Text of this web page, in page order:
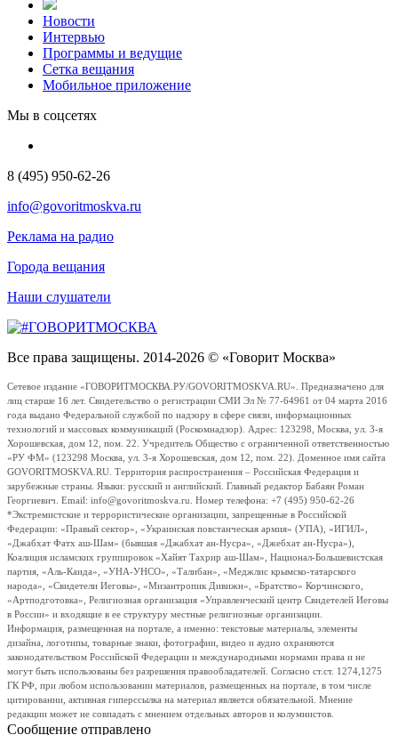
Новости
Интервью
Программы и ведущие
Сетка вещания
Мобильное приложение
Мы в соцсетях
8 (495) 950-62-26
info@govoritmoskva.ru
Реклама на радио
Города вещания
Наши слушатели
Все права защищены. 2014-2026 © «Говорит Москва»
Сетевое издание «ГОВОРИТМОСКВА.РУ/GOVORITMOSKVA.RU». Предназначено для
лиц старше 16 лет. Свидетельство о регистрации СМИ Эл № 77-64961 от 04 марта 2016
года выдано Федеральной службой по надзору в сфере связи, информационных
технологий и массовых коммуникаций (Роскомнадзор). Адрес: 123298, Москва, ул. 3-я
Хорошевская, дом 12, пом. 22. Учредитель Общество с ограниченной ответственностью
«РУ ФМ» (123298 Москва, ул. 3-я Хорошевская, дом 12, пом. 22). Доменное имя сайта
GOVORITMOSKVA.RU. Территория распространения – Российская Федерация и
зарубежные страны. Языки: русский и английский. Главный редактор Бабаян Роман
Георгиевич. Email: info@govoritmoskva.ru. Номер телефона: +7 (495) 950-62-26
*Экстремистские и террористические организации, запрещенные в Российской
Федерации: «Правый сектор», «Украинская повстанческая армия» (УПА), «ИГИЛ»,
«Джабхат Фатх аш-Шам» (бывшая «Джабхат ан-Нусра», «Джебхат ан-Нусра»),
Коалиция исламских группировок «Хайят Тахрир аш-Шам», Национал-Большевистская
партия, «Аль-Каида», «УНА-УНСО», «Талибан», «Меджлис крымско-татарского
народа», «Свидетели Иеговы», «Мизантропик Дивижн», «Братство» Корчинского,
«Артподготовка», Религиозная организация «Управленческий центр Свидетелей Иеговы
в России» и входящие в ее структуру местные религиозные организации.
Информация, размещенная на портале, а именно: текстовые материалы, элементы
дизайна, логотипы, товарные знаки, фотографии, видео и аудио охраняются
законодательством Российской Федерации и международными нормами права и не
могут быть использованы без разрешения правообладателей. Согласно ст.ст. 1274,1275
ГК РФ, при любом использовании материалов, размещенных на портале, в том числе
цитировании, активная гиперссылка на материал является обязательной. Мнение
редакции может не совпадать с мнением отдельных авторов и колумнистов.
Сообщение отправлено